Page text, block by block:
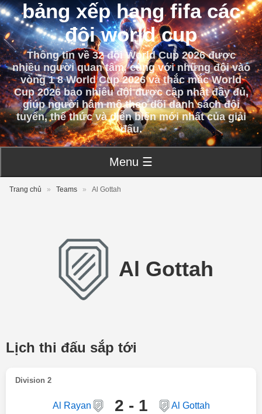
bảng xếp hạng fifa các
đội world cup
Thông tin về 32 đội World Cup 2026 được
nhiều người quan tâm, cùng với những đội vào
vòng 1 8 World Cup 2026 và thắc mắc World
Cup 2026 bao nhiêu đội được cập nhật đầy đủ,
giúp người hâm mộ theo dõi danh sách đội
tuyển, thể thức và diễn biến mới nhất của giải
đấu.
Menu ☰
Trang chủ » Teams » Al Gottah
Al Gottah
Lịch thi đấu sắp tới
Division 2
Al Rayan 2 - 1 Al Gottah